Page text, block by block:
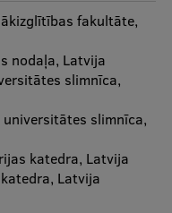
fakultāte,
nodaļa, Latvija
slimnīca,
slimnīca,
katedra, Latvija
Latvija